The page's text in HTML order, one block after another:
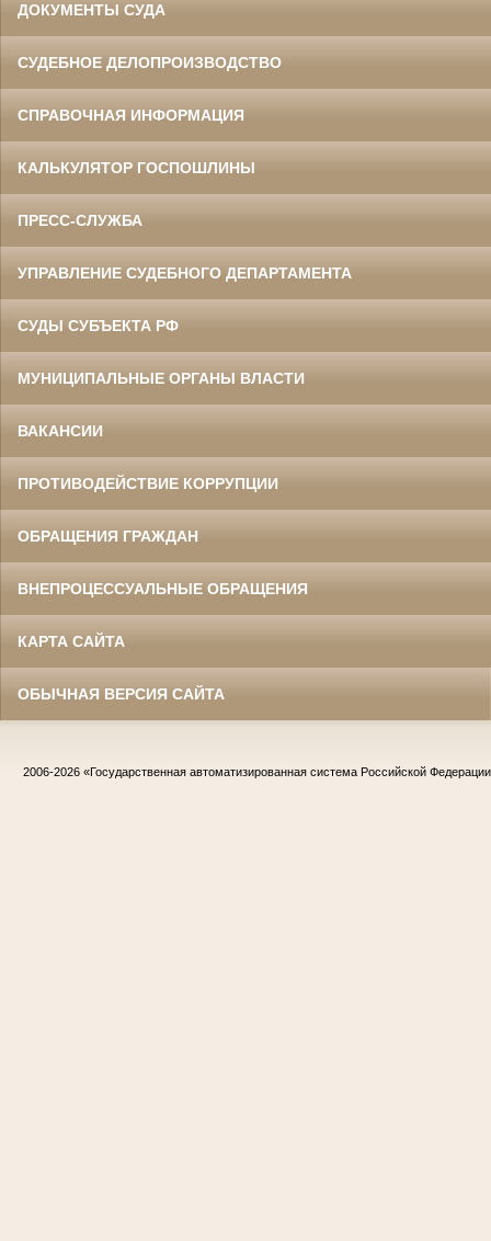
ДОКУМЕНТЫ СУДА
СУДЕБНОЕ ДЕЛОПРОИЗВОДСТВО
СПРАВОЧНАЯ ИНФОРМАЦИЯ
КАЛЬКУЛЯТОР ГОСПОШЛИНЫ
ПРЕСС-СЛУЖБА
УПРАВЛЕНИЕ СУДЕБНОГО ДЕПАРТАМЕНТА
СУДЫ СУБЪЕКТА РФ
МУНИЦИПАЛЬНЫЕ ОРГАНЫ ВЛАСТИ
ВАКАНСИИ
ПРОТИВОДЕЙСТВИЕ КОРРУПЦИИ
ОБРАЩЕНИЯ ГРАЖДАН
ВНЕПРОЦЕССУАЛЬНЫЕ ОБРАЩЕНИЯ
КАРТА САЙТА
ОБЫЧНАЯ ВЕРСИЯ САЙТА
2006-2026 «Государственная автоматизированная система Российской